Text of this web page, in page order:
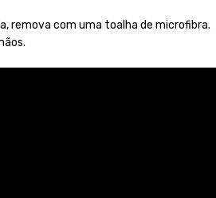
remova com uma toalha de microfibra.